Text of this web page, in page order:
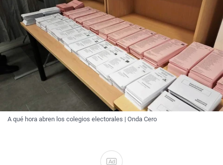
A qué hora abren los colegios electorales | Onda Cero
Ad